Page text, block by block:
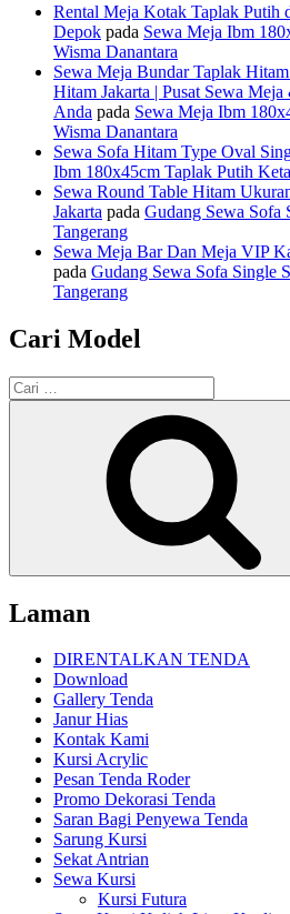
Rental Meja Kotak Taplak Putih
Depok pada Sewa Meja Ibm
Wisma Danantara
Sewa Meja Bundar Taplak
Hitam Jakarta | Pusat Sewa
Anda pada Sewa Meja Ibm
Wisma Danantara
Sewa Sofa Hitam Type Oval
Ibm 180x45cm Taplak Putih
Sewa Round Table Hitam
Jakarta pada Gudang Sewa Sofa
Tangerang
Sewa Meja Bar Dan Meja VIP
pada Gudang Sewa Sofa Single
Tangerang
Cari Model
Pencarian
untuk:
Laman
DIRENTALKAN TENDA
Download
Gallery Tenda
Janur Hias
Kontak Kami
Kursi Acrylic
Pesan Tenda Roder
Promo Dekorasi Tenda
Saran Bagi Penyewa Tenda
Sarung Kursi
Sekat Antrian
Sewa Kursi
Kursi Futura